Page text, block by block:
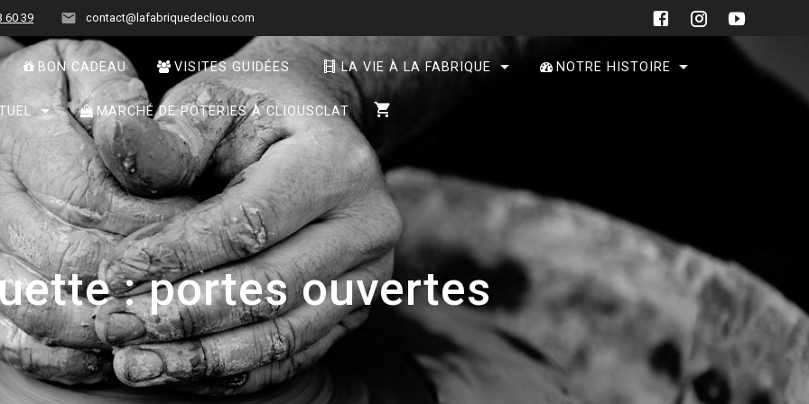
60 39 contact@lafabriquedecliou.com
BON CADEAU VISITES GUIDÉES LA VIE À LA FABRIQUE NOTRE HISTOIRE
MARCHÉ DE POTERIES À CLIOUSCLAT
:portes ouvertes